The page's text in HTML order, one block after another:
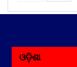
ଓଡ଼ିଶା